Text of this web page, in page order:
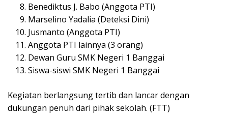
Benediktus J. Babo (Anggota PTI)
Marselino Yadalia (Deteksi Dini)
Jusmanto (Anggota PTI)
Anggota PTI lainnya (3 orang)
Dewan Guru SMK Negeri 1 Banggai
Siswa-siswi SMK Negeri 1 Banggai
Kegiatan berlangsung tertib dan lancar dengan
dukungan penuh dari pihak sekolah. (FTT)